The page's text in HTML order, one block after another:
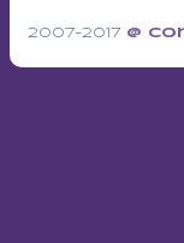
2007-2017 @